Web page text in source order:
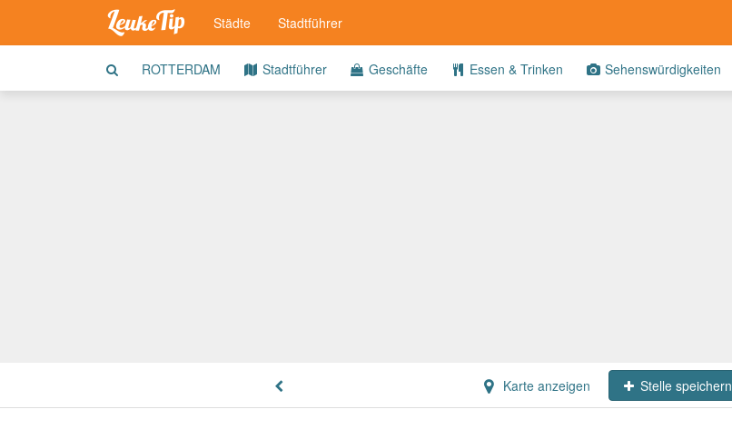
Städte Stadtführer
ROTTERDAM Stadtführer Geschäfte Essen & Trinken Sehenswürdigkeiten
Karte anzeigen Stelle speichern